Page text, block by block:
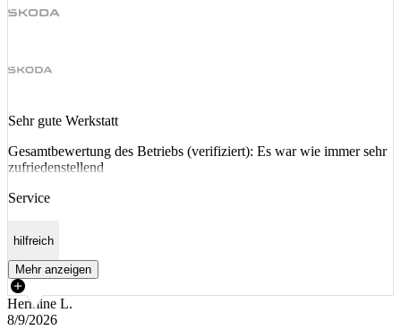
Sehr gute Werkstatt
Gesamtbewertung des Betriebs (verifiziert): Es war wie immer sehr
zufriedenstellend
Service
hilfreich
Mehr anzeigen
Hermine L.
8/9/2026